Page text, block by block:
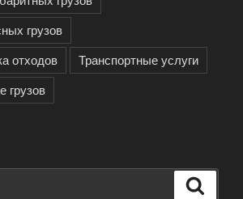
грузов
отходов
Транспортные услуги
грузов